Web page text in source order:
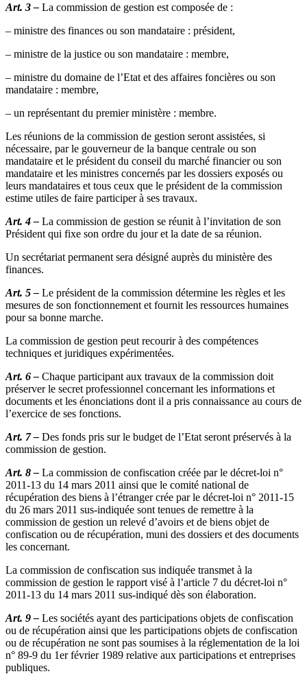
Art. 3 – La commission de gestion est composée de :
– ministre des finances ou son mandataire : président,
– ministre de la justice ou son mandataire : membre,
– ministre du domaine de l’Etat et des affaires foncières ou son
mandataire : membre,
– un représentant du premier ministère : membre.
Les réunions de la commission de gestion seront assistées, si
nécessaire, par le gouverneur de la banque centrale ou son
mandataire et le président du conseil du marché financier ou son
mandataire et les ministres concernés par les dossiers exposés ou
leurs mandataires et tous ceux que le président de la commission
estime utiles de faire participer à ses travaux.
Art. 4 – La commission de gestion se réunit à l’invitation de son
Président qui fixe son ordre du jour et la date de sa réunion.
Un secrétariat permanent sera désigné auprès du ministère des
finances.
Art. 5 – Le président de la commission détermine les règles et les
mesures de son fonctionnement et fournit les ressources humaines
pour sa bonne marche.
La commission de gestion peut recourir à des compétences
techniques et juridiques expérimentées.
Art. 6 – Chaque participant aux travaux de la commission doit
préserver le secret professionnel concernant les informations et
documents et les énonciations dont il a pris connaissance au cours de
l’exercice de ses fonctions.
Art. 7 – Des fonds pris sur le budget de l’Etat seront préservés à la
commission de gestion.
Art. 8 – La commission de confiscation créée par le décret-loi n°
2011-13 du 14 mars 2011 ainsi que le comité national de
récupération des biens à l’étranger crée par le décret-loi n° 2011-15
du 26 mars 2011 sus-indiquée sont tenues de remettre à la
commission de gestion un relevé d’avoirs et de biens objet de
confiscation ou de récupération, muni des dossiers et des documents
les concernant.
La commission de confiscation sus indiquée transmet à la
commission de gestion le rapport visé à l’article 7 du décret-loi n°
2011-13 du 14 mars 2011 sus-indiqué dès son élaboration.
Art. 9 – Les sociétés ayant des participations objets de confiscation
ou de récupération ainsi que les participations objets de confiscation
ou de récupération ne sont pas soumises à la réglementation de la loi
n° 89-9 du 1er février 1989 relative aux participations et entreprises
publiques.